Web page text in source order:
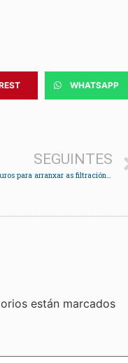
WHATSAPP
SEGUINTES
Soutomaior inviste 150.000 euros para arranxar as filtracións de auga no pavilón de A Montesiña
están marcados